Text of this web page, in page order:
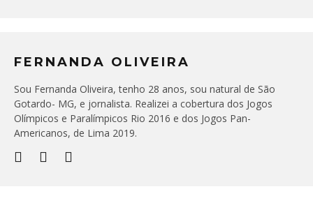
FERNANDA OLIVEIRA
Sou Fernanda Oliveira, tenho 28 anos, sou natural de São
Gotardo- MG, e jornalista. Realizei a cobertura dos Jogos
Olímpicos e Paralímpicos Rio 2016 e dos Jogos Pan-
Americanos, de Lima 2019.